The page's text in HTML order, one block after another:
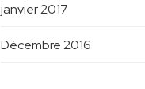
janvier 2017
Décembre 2016